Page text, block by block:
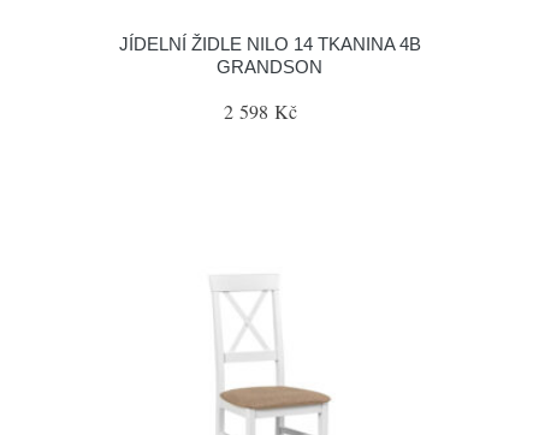
JÍDELNÍ ŽIDLE NILO 14 TKANINA 4B
GRANDSON
2 598 Kč